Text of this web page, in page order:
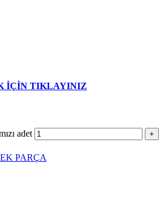
İÇİN TIKLAYINIZ
adet
PARÇA